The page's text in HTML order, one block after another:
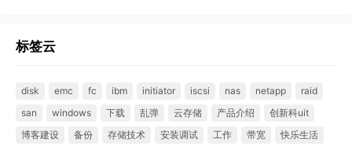
标签云
disk emc fc ibm initiator iscsi nas netapp
raid
san
windows 下载 乱弹 云存储 产品介绍
创新科uit
博客建设
备份 存储技术 安装调试 工作 带宽 快乐生活